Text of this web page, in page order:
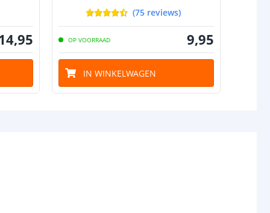
,95
(75 reviews)
OP VOORRAAD 9,95
IN WINKELWAGEN